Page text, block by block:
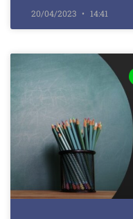
20/04/2023 14:41